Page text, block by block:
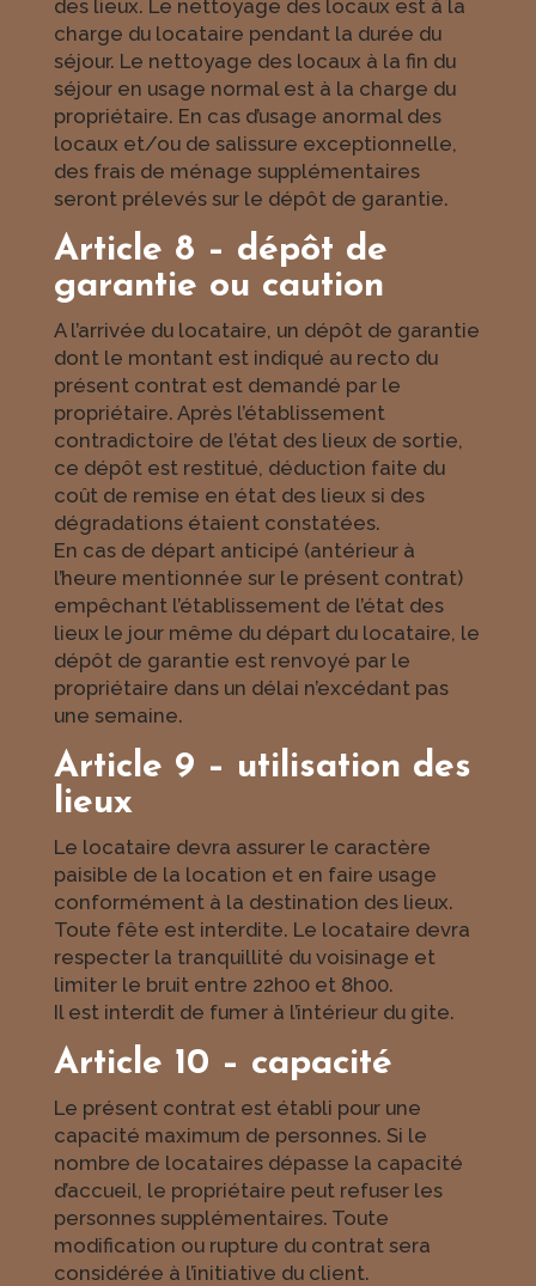
des lieux. Le nettoyage des locaux est à la
charge du locataire pendant la durée du
séjour. Le nettoyage des locaux à la fin du
séjour en usage normal est à la charge du
propriétaire. En cas d’usage anormal des
locaux et/ou de salissure exceptionnelle,
des frais de ménage supplémentaires
seront prélevés sur le dépôt de garantie.
Article 8 – dépôt de
garantie ou caution
A l’arrivée du locataire, un dépôt de garantie
dont le montant est indiqué au recto du
présent contrat est demandé par le
propriétaire. Après l’établissement
contradictoire de l’état des lieux de sortie,
ce dépôt est restitué, déduction faite du
coût de remise en état des lieux si des
dégradations étaient constatées.
En cas de départ anticipé (antérieur à
l’heure mentionnée sur le présent contrat)
empêchant l’établissement de l’état des
lieux le jour même du départ du locataire, le
dépôt de garantie est renvoyé par le
propriétaire dans un délai n’excédant pas
une semaine.
Article 9 – utilisation des
lieux
Le locataire devra assurer le caractère
paisible de la location et en faire usage
conformément à la destination des lieux.
Toute fête est interdite. Le locataire devra
respecter la tranquillité du voisinage et
limiter le bruit entre 22h00 et 8h00.
Il est interdit de fumer à l’intérieur du gite.
Article 10 – capacité
Le présent contrat est établi pour une
capacité maximum de personnes. Si le
nombre de locataires dépasse la capacité
d’accueil, le propriétaire peut refuser les
personnes supplémentaires. Toute
modification ou rupture du contrat sera
considérée à l’initiative du client.